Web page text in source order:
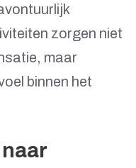
zorgen niet
maar
binnen het